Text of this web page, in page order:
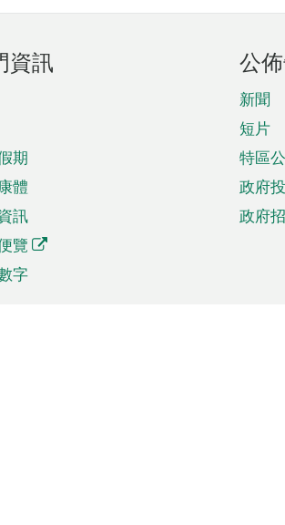
資訊
期
體
訊
覽
字
公
新聞
短片
特區
政府
政府